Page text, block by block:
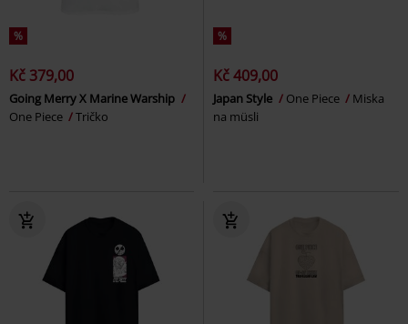
%
Kč 379,00
Going Merry X Marine Warship
One Piece
Tričko
%
Kč 409,00
Japan Style One Piece
Miska
na müsli